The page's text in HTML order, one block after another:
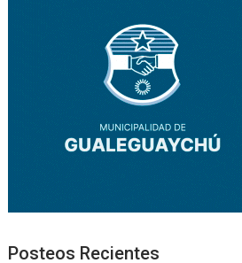
Posteos Recientes